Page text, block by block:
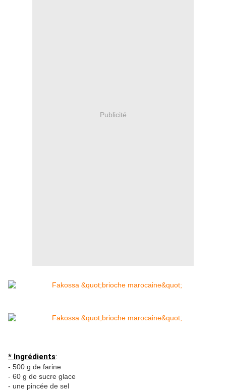
Publicité
* Ingrédients:
- 500 g de farine
- 60 g de sucre glace
- une pincée de sel